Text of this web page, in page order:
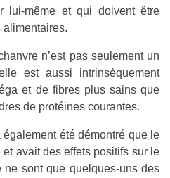
lui-même et qui doivent être
alimentaires.
n’est pas seulement un
est aussi intrinsèquement
et de fibres plus sains que
de protéines courantes.
été démontré que le
avait des effets positifs sur le
ne sont que quelques-uns des